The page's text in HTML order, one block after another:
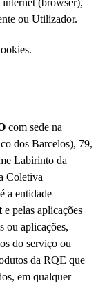
internet (browser),
ou Utilizador.
com sede na
dos Barcelos), 79,
Labirinto da
Coletiva
a entidade
e pelas aplicações
ou aplicações,
do serviço ou
da RQE que
em qualquer